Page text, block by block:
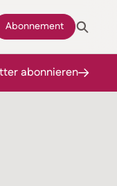
Abonnement
abonnieren